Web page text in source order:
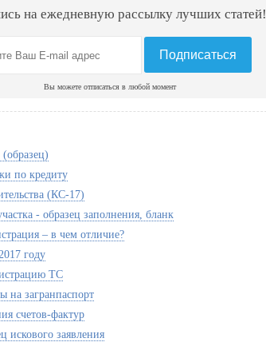
на ежедневную рассылку лучших
Вы можете отписаться в любой момент
по кредиту
(КС-17)
- образец заполнения, бланк
– в чем отличие?
году
ТС
на загранпаспорт
счетов-фактур
искового заявления